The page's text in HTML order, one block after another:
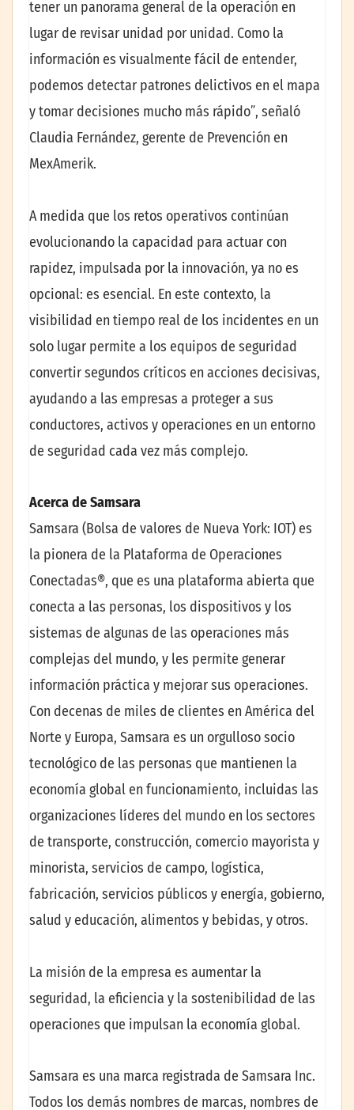
tener un panorama general de la operación en
lugar de revisar unidad por unidad. Como la
información es visualmente fácil de entender,
podemos detectar patrones delictivos en el mapa
y tomar decisiones mucho más rápidoˮ, señaló
Claudia Fernández, gerente de Prevención en
MexAmerik.
A medida que los retos operativos continúan
evolucionando la capacidad para actuar con
rapidez, impulsada por la innovación, ya no es
opcional: es esencial. En este contexto, la
visibilidad en tiempo real de los incidentes en un
solo lugar permite a los equipos de seguridad
convertir segundos críticos en acciones decisivas,
ayudando a las empresas a proteger a sus
conductores, activos y operaciones en un entorno
de seguridad cada vez más complejo.
Acerca de Samsara
Samsara (Bolsa de valores de Nueva York: IOT) es
la pionera de la Plataforma de Operaciones
Conectadas®, que es una plataforma abierta que
conecta a las personas, los dispositivos y los
sistemas de algunas de las operaciones más
complejas del mundo, y les permite generar
información práctica y mejorar sus operaciones.
Con decenas de miles de clientes en América del
Norte y Europa, Samsara es un orgulloso socio
tecnológico de las personas que mantienen la
economía global en funcionamiento, incluidas las
organizaciones líderes del mundo en los sectores
de transporte, construcción, comercio mayorista y
minorista, servicios de campo, logística,
fabricación, servicios públicos y energía, gobierno,
salud y educación, alimentos y bebidas, y otros.
La misión de la empresa es aumentar la
seguridad, la eficiencia y la sostenibilidad de las
operaciones que impulsan la economía global.
Samsara es una marca registrada de Samsara Inc.
Todos los demás nombres de marcas, nombres de